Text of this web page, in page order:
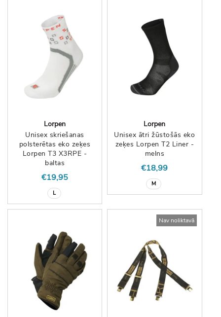
Lorpen
Unisex skriešanas
polsterētas eko zeķes
Lorpen T3 X3RPE -
baltas
€19,95
L
Lorpen
Unisex ātri žūstošās eko
zeķes Lorpen T2 Liner -
melns
€18,99
M
Nav noliktavā